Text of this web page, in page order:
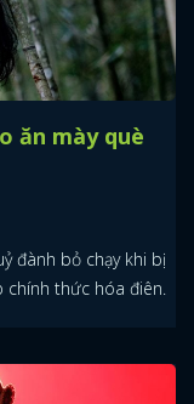
ăn mày què
đành bỏ chạy khi bị
chính thức hóa điên.